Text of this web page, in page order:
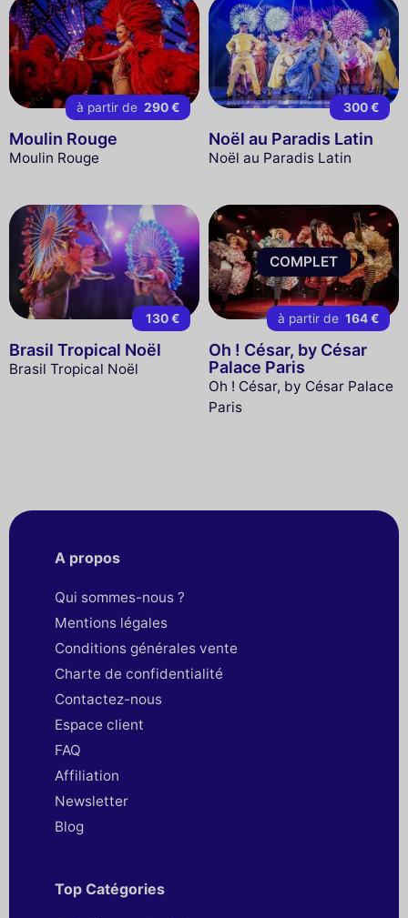
à partir de 290 €
Moulin Rouge
Moulin Rouge
300 €
Noël au Paradis Latin
Noël au Paradis Latin
130 €
Brasil Tropical Noël
Brasil Tropical Noël
COMPLET
à partir de 164 €
Oh ! César, by César
Palace Paris
Oh ! César, by César Palace
Paris
A propos
Qui sommes-nous ?
Mentions légales
Conditions générales vente
Charte de confidentialité
Contactez-nous
Espace client
FAQ
Affiliation
Newsletter
Blog
Top Catégories